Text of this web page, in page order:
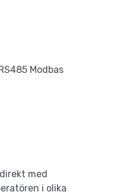
Modbas
med
i olika